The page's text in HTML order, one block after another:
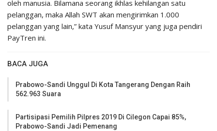
oleh manusia. Bilamana seorang ikhlas kehilangan satu
pelanggan, maka Allah SWT akan mengirimkan 1.000
pelanggan yang lain,” kata Yusuf Mansyur yang juga pendiri
PayTren ini.
BACA JUGA
Prabowo-Sandi Unggul Di Kota Tangerang Dengan Raih
562.963 Suara
Partisipasi Pemilih Pilpres 2019 Di Cilegon Capai 85%,
Prabowo-Sandi Jadi Pemenang